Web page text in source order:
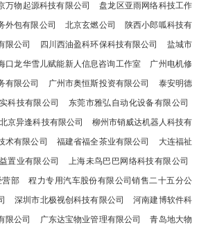
万物起源科技有限公司
盘龙区亚雨网络科技工作
外包有限公司 北京玄燃公司
陕西小郎呱科技有
限公司 四川西油盈科环保科技有限公司
盐城市
口龙华雪儿赋能新人信息咨询工作室
广州电机修
有限公司 广州市奥恒斯投资有限公司
泰安明德
科技有限公司
东莞市雅弘自动化设备有限公司
北京异逢科技有限公司
柳州市销威达机器人科技有
术有限公司 福建省福全茶业有限公司
大连福祉
置业有限公司
上海未鸟巴巴网络科技有限公司
营部
程力专用汽车股份有限公司销售二十五分公
深圳市北极视创科技有限公司
河南建博软件科
限公司 广东达宝物业管理有限公司
青岛地大物